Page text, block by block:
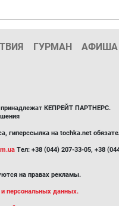
ГУРМАН АФИША
принадлежат КЕПРЕЙТ ПАРТНЕРС.
гиперссылка на tochka.net
Тел: +38 (044) 207-33-05, +38
на правах рекламы.
персональных данных.